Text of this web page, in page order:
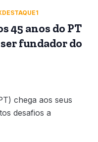
45 anos do PT
fundador do
chega aos seus
desafios a